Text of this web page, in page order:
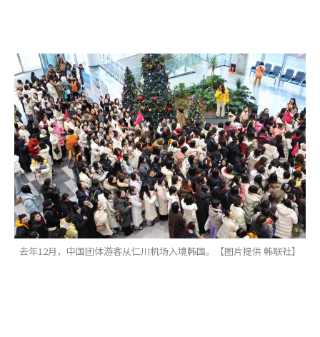
去年12月，中国团体游客从仁川机场入境韩国。【图片提供 韩联社】